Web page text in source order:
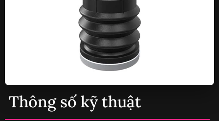
Thông số kỹ thuật